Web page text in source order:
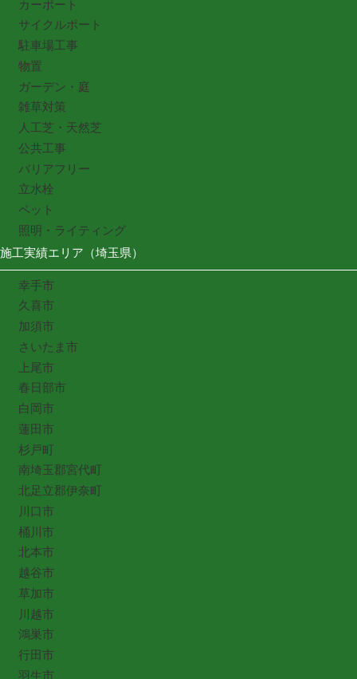
カーポート
サイクルポート
駐車場工事
物置
ガーデン・庭
雑草対策
人工芝・天然芝
公共工事
バリアフリー
立水栓
ペット
照明・ライティング
施工実績エリア（埼玉県）
幸手市
久喜市
加須市
さいたま市
上尾市
春日部市
白岡市
蓮田市
杉戸町
南埼玉郡宮代町
北足立郡伊奈町
川口市
桶川市
北本市
越谷市
草加市
川越市
鴻巣市
行田市
羽生市